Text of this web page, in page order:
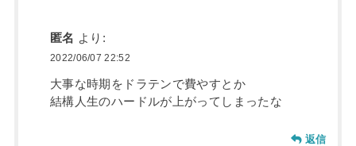
匿名 より:
2022/06/07 22:52
大事な時期をドラテンで費やすとか
結構人生のハードルが上がってしまったな
返信